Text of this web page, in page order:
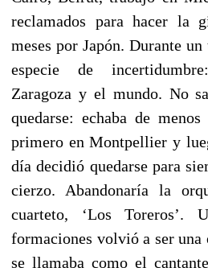
reclamados para hacer la
meses por Japón. Durante
especie de
Zaragoza y el mundo. No
quedarse: echaba de
primero en Montpellier y
día decidió quedarse para
cierzo. Abandonaría la
cuarteto, ‘Los Toreros’.
formaciones volvió a ser una
se llamaba como el